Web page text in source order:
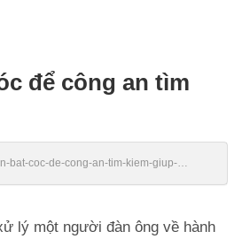
để công an tìm
bat-coc-de-cong-an-tim-kiem-giup-
lý một người đàn ông về hành